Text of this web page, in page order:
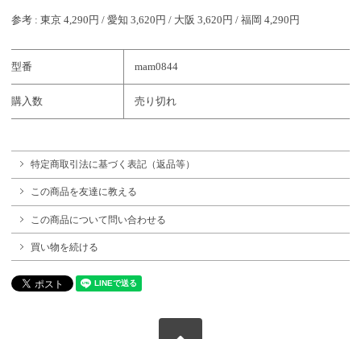
参考 : 東京 4,290円 / 愛知 3,620円 / 大阪 3,620円 / 福岡 4,290円
型番 mam0844
購入数 売り切れ
特定商取引法に基づく表記（返品等）
この商品を友達に教える
この商品について問い合わせる
買い物を続ける